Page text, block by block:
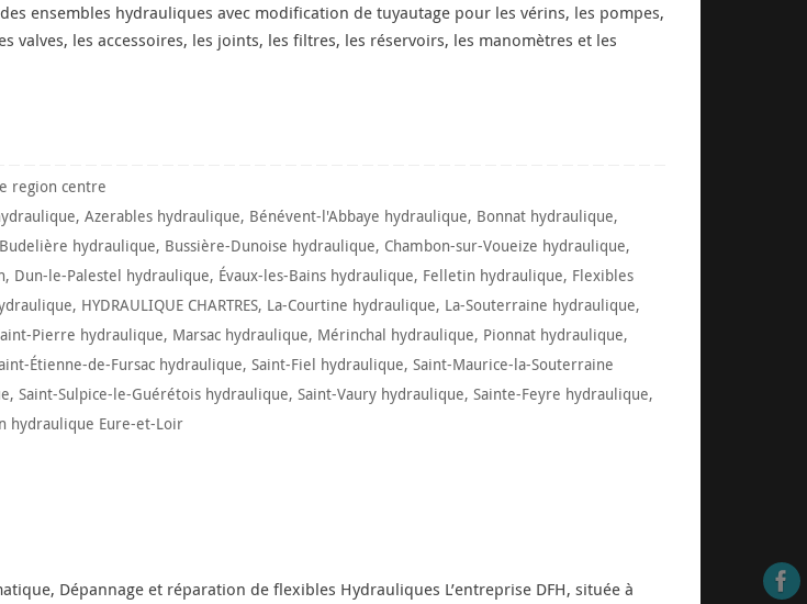
ensembles hydrauliques avec modification de tuyautage pour les vérins, les pompes,
valves, les accessoires, les joints, les filtres, les réservoirs, les manomètres et les
region centre
,Azerables hydraulique, Bénévent-l'Abbaye hydraulique, Bonnat hydraulique,
Budelière hydraulique, Bussière-Dunoise hydraulique, Chambon-sur-Voueize hydraulique,
, Dun-le-Palestel hydraulique, Évaux-les-Bains hydraulique, Felletin hydraulique, Flexibles
, HYDRAULIQUE CHARTRES, La-Courtine hydraulique, La-Souterraine hydraulique,
Pierre hydraulique, Marsac hydraulique, Mérinchal hydraulique, Pionnat hydraulique,
Étienne-de-Fursac hydraulique, Saint-Fiel hydraulique, Saint-Maurice-la-Souterraine
, Saint-Sulpice-le-Guérétois hydraulique, Saint-Vaury hydraulique, Sainte-Feyre hydraulique,
hydraulique Eure-et-Loir
Dépannage et réparation de flexibles Hydrauliques L’entreprise DFH, située à